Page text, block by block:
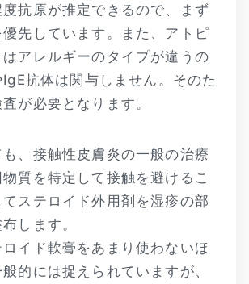
抗原が推定できるので、まず
先しています。また、アトピ
アレルギーのタイプが違うの
抗体は関与しません。そのた
が必要となります。
、接触性皮膚炎の一般の治療
質を特定して接触を避けるこ
てステロイド外用剤を湿疹の部
します。
イド軟膏をあまり使わないほ
的には捉えられていますが、